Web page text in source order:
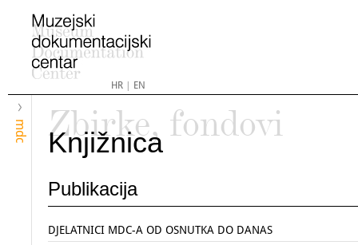
HR| EN
mdc
Zbirke, fondovi
Knjižnica
Publikacija
DJELATNICI MDC-A OD OSNUTKA DO DANAS